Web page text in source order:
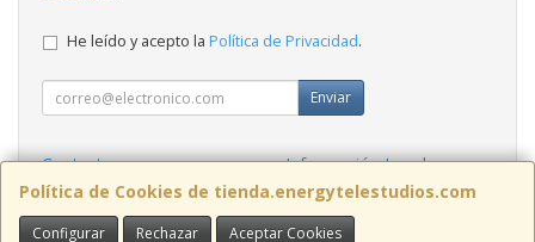
Política de Cookies de tienda.energytelestudios.com
Configurar Rechazar Aceptar Cookies
He leído y acepto la Política de Privacidad.
Enviar
Contacto
Información Legal
Política Privacidad
Política de Cookies